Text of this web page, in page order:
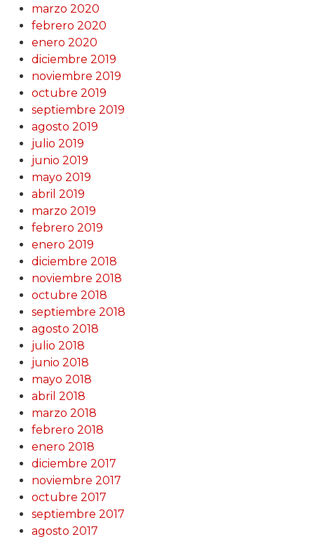
marzo 2020
febrero 2020
enero 2020
diciembre 2019
noviembre 2019
octubre 2019
septiembre 2019
agosto 2019
julio 2019
junio 2019
mayo 2019
abril 2019
marzo 2019
febrero 2019
enero 2019
diciembre 2018
noviembre 2018
octubre 2018
septiembre 2018
agosto 2018
julio 2018
junio 2018
mayo 2018
abril 2018
marzo 2018
febrero 2018
enero 2018
diciembre 2017
noviembre 2017
octubre 2017
septiembre 2017
agosto 2017